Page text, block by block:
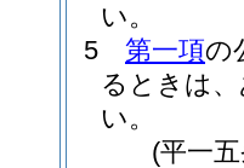
い。
5
第一項の
るときは
い。
(平一